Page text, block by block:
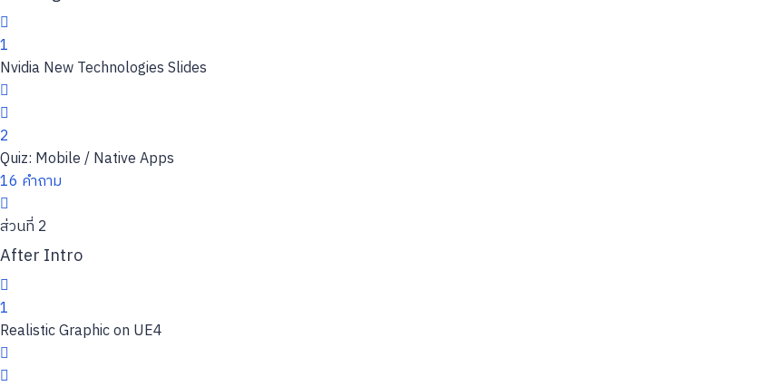
1
Nvidia New Technologies Slides
2
Quiz: Mobile / Native Apps
16 คำถาม
ส่วนที่ 2
After Intro
1
Realistic Graphic on UE4